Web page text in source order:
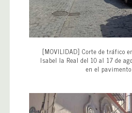
[MOVILIDAD] Corte de tráfico
Isabel la Real del 10 al 17 de
en el pavimento